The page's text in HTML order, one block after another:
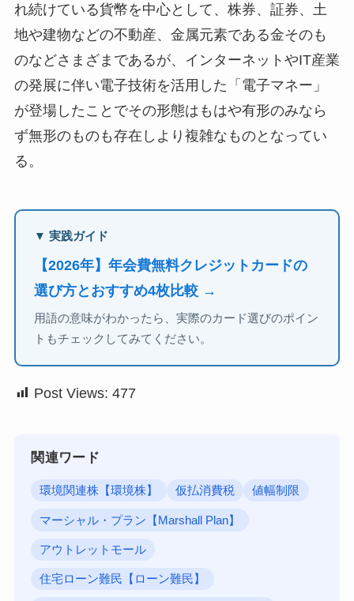
れ続けている貨幣を中心として、株券、証券、土
地や建物などの不動産、金属元素である金そのも
のなどさまざまであるが、インターネットやIT産業
の発展に伴い電子技術を活用した「電子マネー」
が登場したことでその形態はもはや有形のみなら
ず無形のものも存在しより複雑なものとなってい
る。
▼ 実践ガイド
【2026年】年会費無料クレジットカードの
選び方とおすすめ4枚比較 →
用語の意味がわかったら、実際のカード選びのポイン
トもチェックしてみてください。
Post Views: 477
関連ワード
環境関連株【環境株】 仮払消費税 値幅制限
マーシャル・プラン【Marshall Plan】
アウトレットモール
住宅ローン難民【ローン難民】